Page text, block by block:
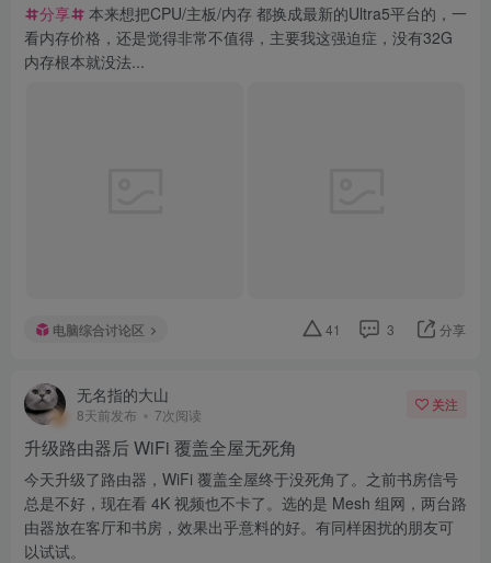
分享
本来想把CPU/主板/内存 都换成最新的Ultra5平台的，一
看内存价格，还是觉得非常不值得，主要我这强迫症，没有32G
内存根本就没法...
电脑综合讨论区 41 3 分享
无名指的大山
8天前发布 7次阅读
关注
升级路由器后 WiFi 覆盖全屋无死角
今天升级了路由器，WiFi 覆盖全屋终于没死角了。之前书房信号
总是不好，现在看 4K 视频也不卡了。选的是 Mesh 组网，两台路
由器放在客厅和书房，效果出乎意料的好。有同样困扰的朋友可
以试试。